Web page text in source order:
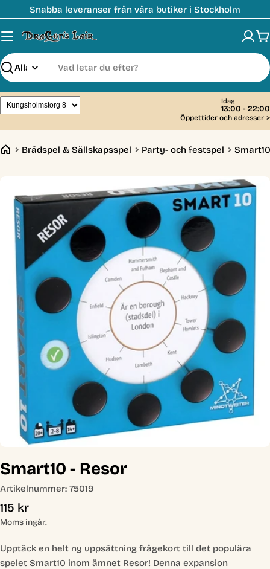
till
innehåll
Snabba leveranser från våra butiker i Stockholm
Sök
Idag
13:00 - 22:00
Öppettider och adresser >
Brädspel & Sällskapsspel Party- och festspel
media 0 i modal
Smart10 - Resor
Artikelnummer: 75019
Ordinarie
pris
115 kr
Moms ingår.
Upptäck en helt ny uppsättning frågekort till det populära
spelet Smart10 inom ämnet Resor! Denna expansion